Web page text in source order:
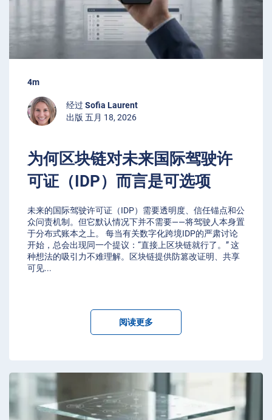
4m
经过 Sofia Laurent
出版 五月 18, 2026
为何区块链对未来国际驾驶许
可证（IDP）而言是可选项
未来的国际驾驶许可证（IDP）需要透明度、信任锚点和公
众问责机制。但它默认情况下并不需要——将驾驶人本身置
于分布式账本之上。 每当有关数字化跨境IDP的严肃讨论
开始，总会出现同一个提议：“直接上区块链就行了。” 这
种想法的吸引力不难理解。区块链提供防篡改证明、共享
可见...
阅读更多